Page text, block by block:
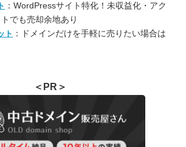
：WordPressサイト特化！未収益化・アク
でも売却余地あり
ト ：ドメインだけを手軽に売りたい場合は
＜PR＞